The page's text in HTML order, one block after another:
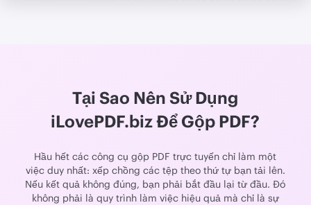
Tại Sao Nên Sử Dụng
iLovePDF.biz Để Gộp PDF?
Hầu hết các công cụ gộp PDF trực tuyến chỉ làm một
việc duy nhất: xếp chồng các tệp theo thứ tự bạn tải lên.
Nếu kết quả không đúng, bạn phải bắt đầu lại từ đầu. Đó
không phải là quy trình làm việc hiệu quả mà chỉ là sự